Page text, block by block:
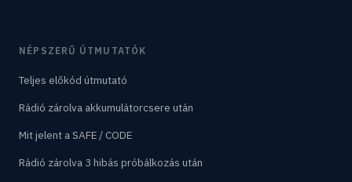
NÉPSZERŰ ÚTMUTATÓK
Teljes előkód útmutató
Rádió zárolva akkumulátorcsere után
Mit jelent a SAFE / CODE
Rádió zárolva 3 hibás próbálkozás után